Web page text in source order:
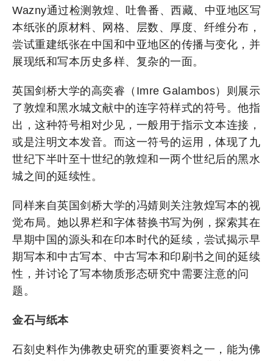
Wazny通过检测敦煌、吐鲁番、西藏、中亚地区写
本纸张的原材料、网格、层数、厚度、纤维分布，
尝试重建纸张在中国和中亚地区的传播与变化，并
展现纸和写本历史多样、复杂的一面。
英国剑桥大学的高奕睿（Imre Galambos）则展示
了敦煌和黑水城文献中的连字符样式的符号。他指
出，这种符号相对少见，一般用于指示文本连接，
或是注明文本发音。而这一符号的运用，体现了九
世纪下半叶至十世纪的敦煌和一两个世纪后的黑水
城之间的延续性。
同样来自英国剑桥大学的冯婧则关注敦煌写本的视
觉布局。她以界栏和字体替换书写为例，探索其在
早期中国的源头和在印本时代的延续，尝试揭示早
期写本和中古写本、中古写本和印刷书之间的延续
性，并讨论了写本物质形态研究中需要注意的问
题。
金石与纸本
石刻史料作为佛教史研究的重要资料之一，能为佛